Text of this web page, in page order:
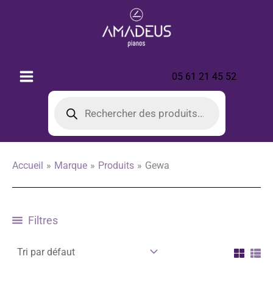
05 61 21 45 52
produits
Accueil Marque Produits Gewa
Filtres